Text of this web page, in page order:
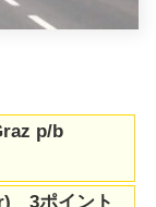
p/b
3ポイント